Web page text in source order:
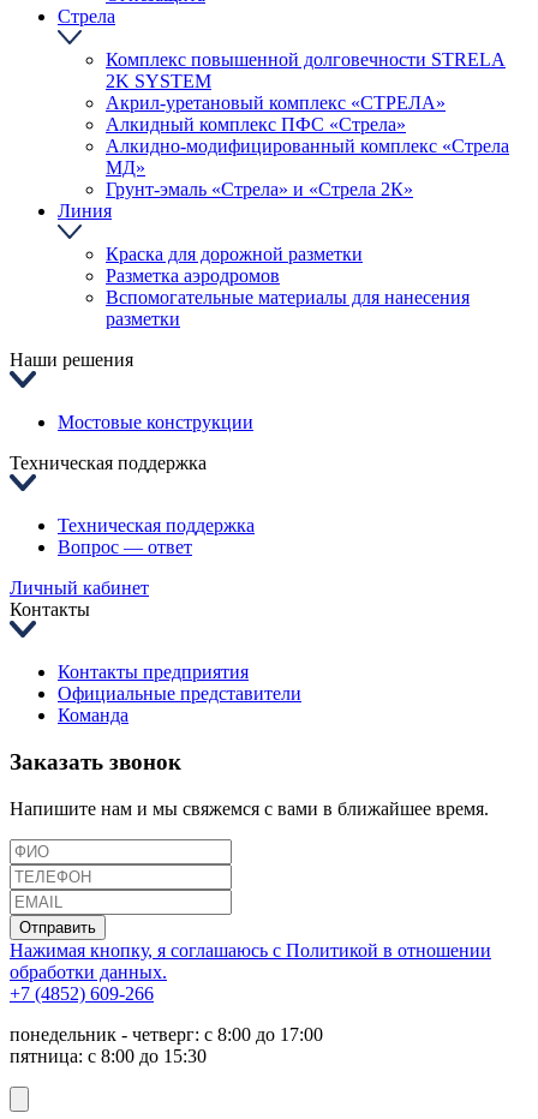
Стрела
Комплекс повышенной долговечности STRELA
2K SYSTEM
Акрил-уретановый комплекс «СТРЕЛА»
Алкидный комплекс ПФС «Стрела»
Алкидно-модифицированный комплекс «Стрела
МД»
Грунт-эмаль «Стрела» и «Стрела 2К»
Линия
Краска для дорожной разметки
Разметка аэродромов
Вспомогательные материалы для нанесения
разметки
Наши решения
Мостовые конструкции
Техническая поддержка
Техническая поддержка
Вопрос — ответ
Личный кабинет
Контакты
Контакты предприятия
Официальные представители
Команда
Заказать звонок
Напишите нам и мы свяжемся с вами в ближайшее время.
Отправить
Нажимая кнопку, я соглашаюсь с Политикой в отношении
обработки данных.
+7 (4852) 609-266
понедельник - четверг: с 8:00 до 17:00
пятница: с 8:00 до 15:30